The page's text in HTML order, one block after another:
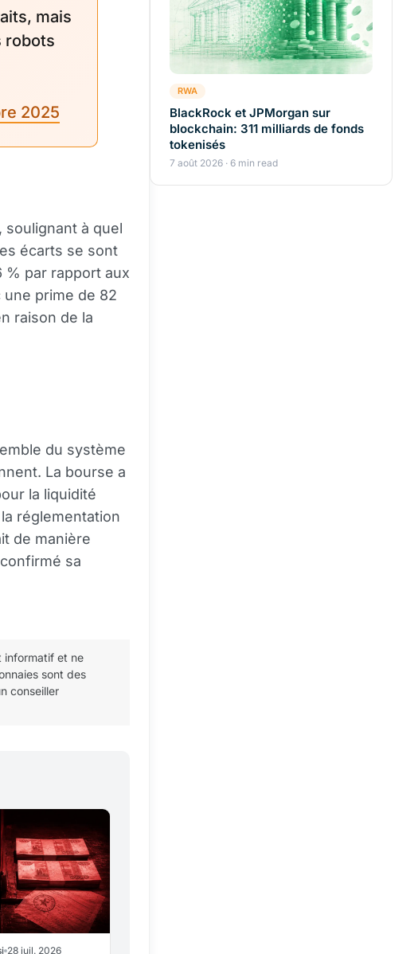
mais
robots
2025
à quel
écarts se sont
% par rapport aux
prime de 82
raison de la
du système
La bourse a
la liquidité
réglementation
de manière
sa
informatif et ne
sont des
conseiller
28 juil. 2026
RWA
BlackRock et JPMorgan sur
blockchain: 311 milliards de fonds
tokenisés
7 août 2026 · 6 min read